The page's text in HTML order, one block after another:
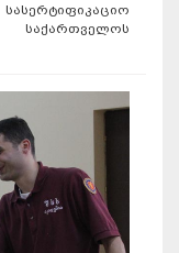
საქართველოს